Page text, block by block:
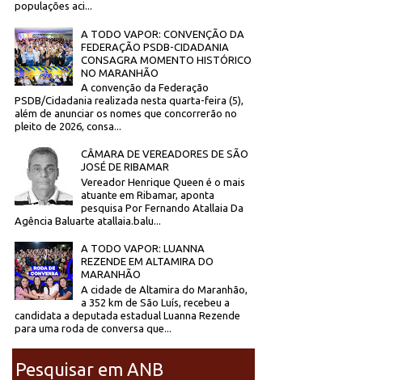
populações aci...
A TODO VAPOR: CONVENÇÃO DA
FEDERAÇÃO PSDB-CIDADANIA
CONSAGRA MOMENTO HISTÓRICO
NO MARANHÃO
A convenção da Federação
PSDB/Cidadania realizada nesta quarta-feira (5),
além de anunciar os nomes que concorrerão no
pleito de 2026, consa...
CÂMARA DE VEREADORES DE SÃO
JOSÉ DE RIBAMAR
Vereador Henrique Queen é o mais
atuante em Ribamar, aponta
pesquisa Por Fernando Atallaia Da
Agência Baluarte atallaia.balu...
A TODO VAPOR: LUANNA
REZENDE EM ALTAMIRA DO
MARANHÃO
A cidade de Altamira do Maranhão,
a 352 km de São Luís, recebeu a
candidata a deputada estadual Luanna Rezende
para uma roda de conversa que...
Pesquisar em ANB